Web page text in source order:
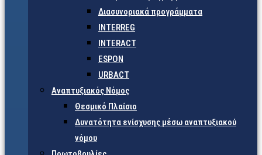
Διασυνοριακά προγράμματα
INTERREG
INTERACT
ESPON
URBACT
Αναπτυξιακός Νόμος
Θεσμικό Πλαίσιο
Δυνατότητα ενίσχυσης μέσω αναπτυξιακού
νόμου